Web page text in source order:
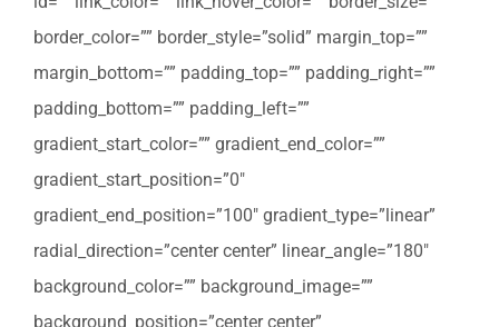
border_color=”” border_style=”solid” margin_top=””
margin_bottom=”” padding_top=”” padding_right=””
padding_bottom=”” padding_left=””
gradient_start_color=”” gradient_end_color=””
gradient_start_position=”0″
gradient_end_position=”100″ gradient_type=”linear”
radial_direction=”center center” linear_angle=”180″
background_color=”” background_image=””
background_position=”center center”